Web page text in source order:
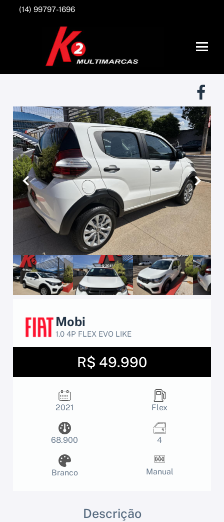
(14) 99797-1696
Mobi
1.0 4P FLEX EVO LIKE
R$ 49.990
2021 Flex
68.900 4
Branco Manual
Anterior Próximo
Descrição